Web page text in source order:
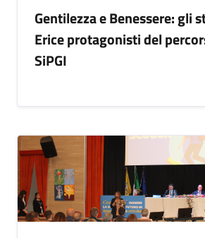
Gentilezza e Benessere: gli
Erice protagonisti del
SiPGI